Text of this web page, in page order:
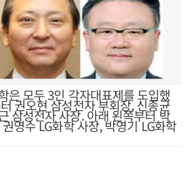
은 모두 3인 각자대표제를 도입했
권오현 삼성전자 부회장, 신종균
삼성전자 사장. 아래 왼쪽부터 박
영수 LG화학 사장, 박영기 LG화학